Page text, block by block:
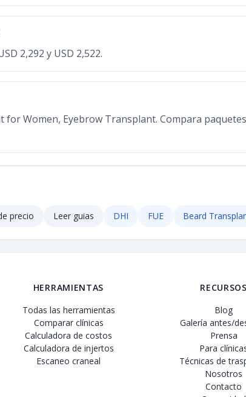
2,292 y USD 2,522.
Women, Eyebrow Transplant. Compara
precio Leer guias DHI FUE Beard
HERRAMIENTAS
Todas las herramientas
Comparar clínicas
Calculadora de costos
Calculadora de injertos
Escaneo craneal
RECURSOS
Blog
Galería antes/
Prensa
Para
Técnicas de
Nosotros
Contacto